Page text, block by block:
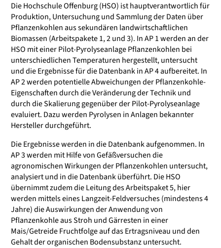
Die Hochschule Offenburg (HSO) ist hauptverantwortlich für
Produktion, Untersuchung und Sammlung der Daten über
Pflanzenkohlen aus sekundären landwirtschaftlichen
Biomassen (Arbeitspakete 1, 2 und 3). In AP 1 werden an der
HSO mit einer Pilot-Pyrolyseanlage Pflanzenkohlen bei
unterschiedlichen Temperaturen hergestellt, untersucht
und die Ergebnisse für die Datenbank in AP 4 aufbereitet. In
AP 2 werden potentielle Abweichungen der Pflanzenkohle-
Eigenschaften durch die Veränderung der Technik und
durch die Skalierung gegenüber der Pilot-Pyrolyseanlage
evaluiert. Dazu werden Pyrolysen in Anlagen bekannter
Hersteller durchgeführt.
Die Ergebnisse werden in die Datenbank aufgenommen. In
AP 3 werden mit Hilfe von Gefäßversuchen die
agronomischen Wirkungen der Pflanzenkohlen untersucht,
analysiert und in die Datenbank überführt. Die HSO
übernimmt zudem die Leitung des Arbeitspaket 5, hier
werden mittels eines Langzeit-Feldversuches (mindestens 4
Jahre) die Auswirkungen der Anwendung von
Pflanzenkohle aus Stroh und Gärresten in einer
Mais/Getreide Fruchtfolge auf das Ertragsniveau und den
Gehalt der organischen Bodensubstanz untersucht.